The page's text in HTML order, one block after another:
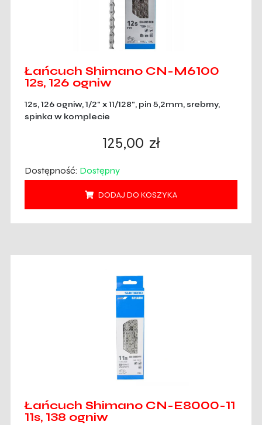
Łańcuch Shimano CN-M6100
12s, 126 ogniw
12s, 126 ogniw, 1/2" x 11/128", pin 5,2mm, srebrny,
spinka w komplecie
125,00 zł
Dostępność: Dostępny
DODAJ DO KOSZYKA
Łańcuch Shimano CN-E8000-11
11s, 138 ogniw